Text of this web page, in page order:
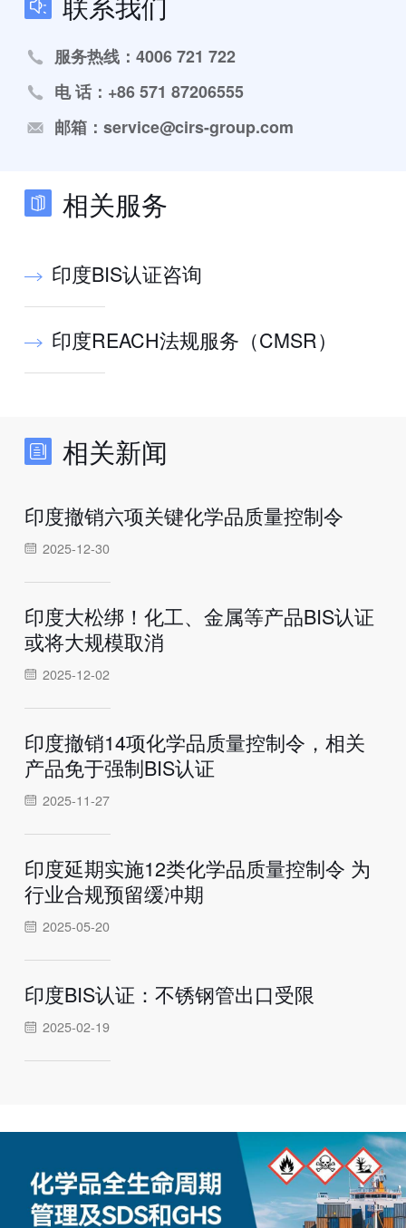
服务热线：4006 721 722
电 话：+86 571 87206555
邮箱：service@cirs-group.com
相关服务
印度BIS认证咨询
印度REACH法规服务（CMSR）
相关新闻
印度撤销六项关键化学品质量控制令
2025-12-30
印度大松绑！化工、金属等产品BIS认证
或将大规模取消
2025-12-02
印度撤销14项化学品质量控制令，相关
产品免于强制BIS认证
2025-11-27
印度延期实施12类化学品质量控制令 为
行业合规预留缓冲期
2025-05-20
印度BIS认证：不锈钢管出口受限
2025-02-19